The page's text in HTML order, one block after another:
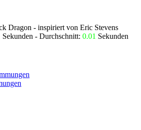
Dragon - inspiriert von Eric Stevens
Sekunden - Durchschnitt: 0.01 Sekunden